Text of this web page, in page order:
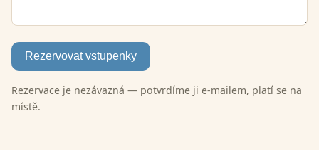
Rezervovat vstupenky
Rezervace je nezávazná — potvrdíme ji e-mailem, platí se na
místě.